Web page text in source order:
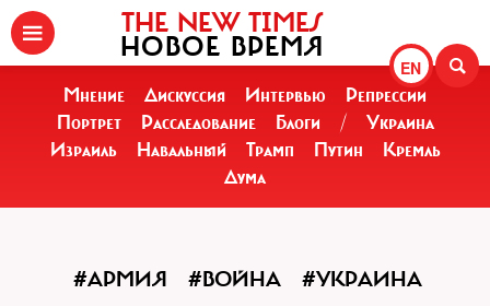
EN
THE NEW TIMES
НОВОЕ ВРЕМЯ
Мнение Дискуссия Интервью
Репрессии
Портрет
Расследование Блоги /
Украина
Израиль
Навальный Трамп Путин
Кремль
Дума
#АРМИЯ #ВОЙНА #УКРАИНА